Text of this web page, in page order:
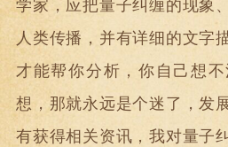
学家，应把量子纠缠的现象
人类传播，并有详细的文字
才能帮你分析，你自己想
想，那就永远是个迷了，发
有获得相关资讯，我对量子